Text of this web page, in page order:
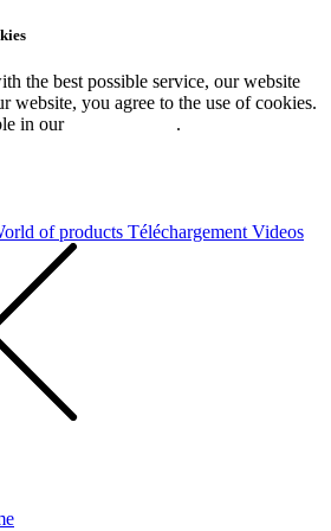
the best possible service, our website
website, you agree to the use of cookies.
in our
.
of products Téléchargement Videos